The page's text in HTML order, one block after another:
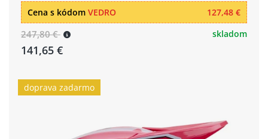
127,48 €
Cena s kódom VEDRO
247,80 €
141,65 €
skladom
doprava zadarmo